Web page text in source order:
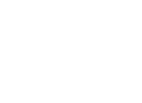
«familien» består av